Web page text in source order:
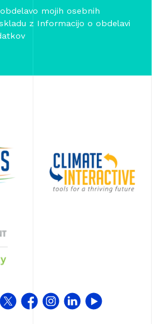
mojih osebnih
z Informacijo o obdelavi